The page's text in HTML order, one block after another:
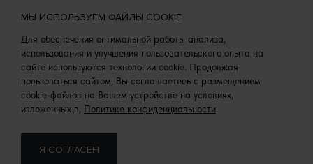
Соглашаюсь на обработку персональных данных
ПОДПИСАТЬСЯ
2026 © GRIOL, GRIOLFASHION.RU
Женская одежда оптом и в розницу
МЫ ИСПОЛЬЗУЕМ ФАЙЛЫ COOKIE
Для обеспечения оптимальной работы анализа,
использования и улучшения пользовательского опыта на
сайте используются технологии cookie. Продолжая
пользоваться сайтом, Вы соглашаетесь с размещением
cookie-файлов на Вашем устройстве на условиях,
изложенных в, Политике конфиденциальности.
Я СОГЛАСЕН